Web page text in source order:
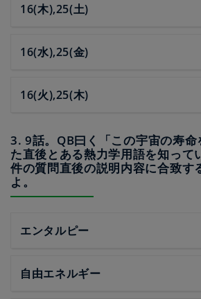
16(木),25(土)
16(水),25(金)
16(火),25(木)
3. 9話。QB曰く「この宇宙の寿命
た直後とある熱力学用語を知って
件の質問直後の説明内容に合致す
よ。
エンタルピー
自由エネルギー